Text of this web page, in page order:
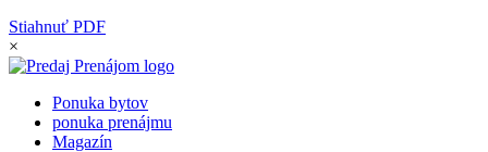
Stiahnuť PDF
×
Ponuka bytov
ponuka prenájmu
Magazín